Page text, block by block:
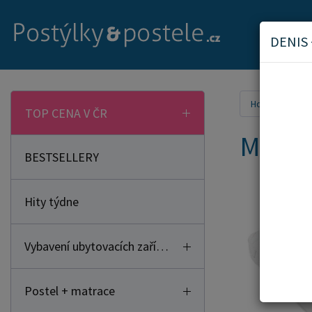
TOP CENA V ČR
BESTSELLERY
Hity týdne
Vybavení ubytovacích zařízení
Postel + matrace
Home
DENIS